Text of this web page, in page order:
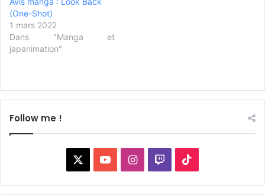
(One-Shot)
1 mars 2022
Dans "Manga et
japanimation"
Follow me !
YouTubeInstagram
Twitch